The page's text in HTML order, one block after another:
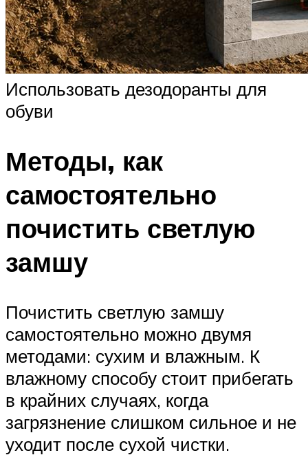
Использовать дезодоранты для
обуви
Методы, как
самостоятельно
почистить светлую
замшу
Почистить светлую замшу
самостоятельно можно двумя
методами: сухим и влажным. К
влажному способу стоит прибегать
в крайних случаях, когда
загрязнение слишком сильное и не
уходит после сухой чистки.